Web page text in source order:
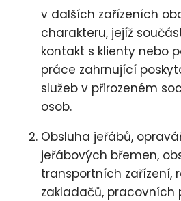
v dalších zařízeních
charakteru, jejíž
kontakt s klienty nebo
práce zahrnující
služeb v přirozeném
osob.
Obsluha jeřábů,
jeřábových břemen,
transportních zařízení,
zakladačů, pracovních